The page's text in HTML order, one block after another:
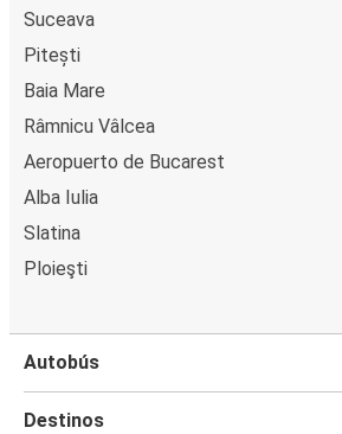
Suceava
Pitești
Baia Mare
Râmnicu Vâlcea
Aeropuerto de Bucarest
Alba Iulia
Slatina
Ploieşti
Autobús
Destinos